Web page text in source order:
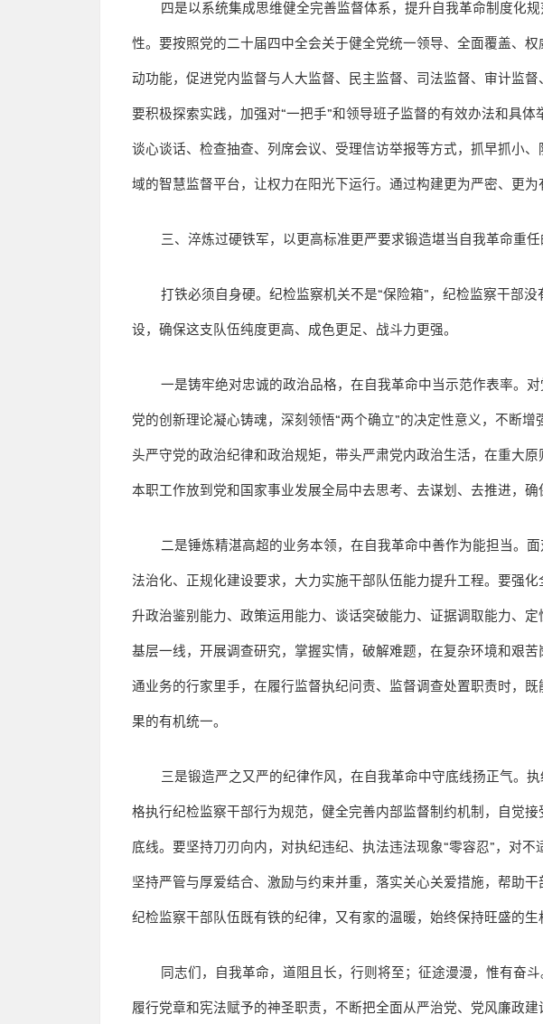
四是以系统集成思维健全完善监督体系，提升自我革命制度化
性。要按照党的二十届四中全会关于健全党统一领导、全面覆盖、
动功能，促进党内监督与人大监督、民主监督、司法监督、审计监
要积极探索实践，加强对“一把手”和领导班子监督的有效办法和具体
谈心谈话、检查抽查、列席会议、受理信访举报等方式，抓早抓小
域的智慧监督平台，让权力在阳光下运行。通过构建更为严密、更
三、淬炼过硬铁军，以更高标准更严要求锻造堪当自我革命重
打铁必须自身硬。纪检监察机关不是“保险箱”，纪检监察干部没
设，确保这支队伍纯度更高、成色更足、战斗力更强。
一是铸牢绝对忠诚的政治品格，在自我革命中当示范作表率。
党的创新理论凝心铸魂，深刻领悟“两个确立”的决定性意义，不断增
头严守党的政治纪律和政治规矩，带头严肃党内政治生活，在重大
本职工作放到党和国家事业发展全局中去思考、去谋划、去推进，
二是锤炼精湛高超的业务本领，在自我革命中善作为能担当。
法治化、正规化建设要求，大力实施干部队伍能力提升工程。要强
升政治鉴别能力、政策运用能力、谈话突破能力、证据调取能力、
基层一线，开展调查研究，掌握实情，破解难题，在复杂环境和艰
通业务的行家里手，在履行监督执纪问责、监督调查处置职责时，
果的有机统一。
三是锻造严之又严的纪律作风，在自我革命中守底线扬正气。
格执行纪检监察干部行为规范，健全完善内部监督制约机制，自觉
底线。要坚持刀刃向内，对执纪违纪、执法违法现象“零容忍”，对不
坚持严管与厚爱结合、激励与约束并重，落实关心关爱措施，帮助
纪检监察干部队伍既有铁的纪律，又有家的温暖，始终保持旺盛的生
同志们，自我革命，道阻且长，行则将至；征途漫漫，惟有奋
履行党章和宪法赋予的神圣职责，不断把全面从严治党、党风廉政